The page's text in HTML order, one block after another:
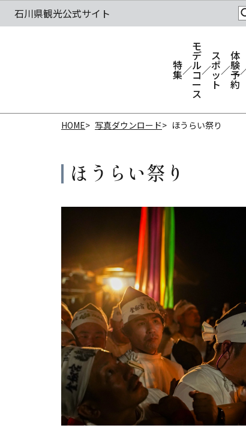
特
集
モ
デ
ル
コ
ー
ス
ス
ポ
ッ
ト
体
験
予
約
HOME 写真ダウンロード ほうらい祭り
ほうらい祭り